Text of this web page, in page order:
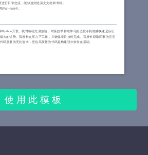
行日常交流，能快速浏览英文文档和书籍；
的办公软件。
Python开发。我对编程充满热情，对新技术持续学习的态度令我能够快速适应行
大的优势。我擅长在压力下工作，并确保项目按时完成。我擅长听取同事的意见
码质量的无比追求，坚信高质量的代码是构建强大软件的基础。
使 用 此 模 板